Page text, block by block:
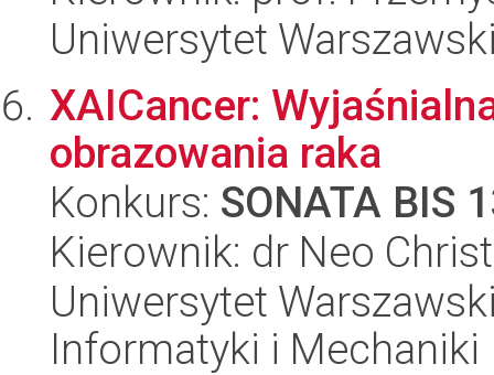
Uniwersytet
XAICancer:
obrazowania raka
Konkurs: SONATA BIS
Kierownik: dr Neo
Uniwersytet
Informatyki i Mechaniki